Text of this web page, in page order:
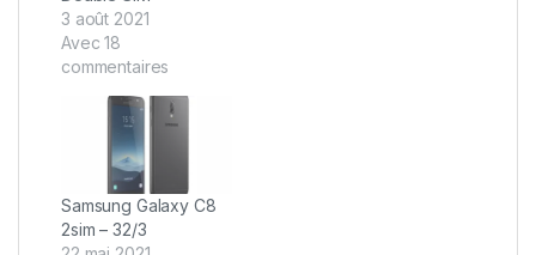
3 août 2021
Avec 18
commentaires
Samsung Galaxy C8
2sim – 32/3